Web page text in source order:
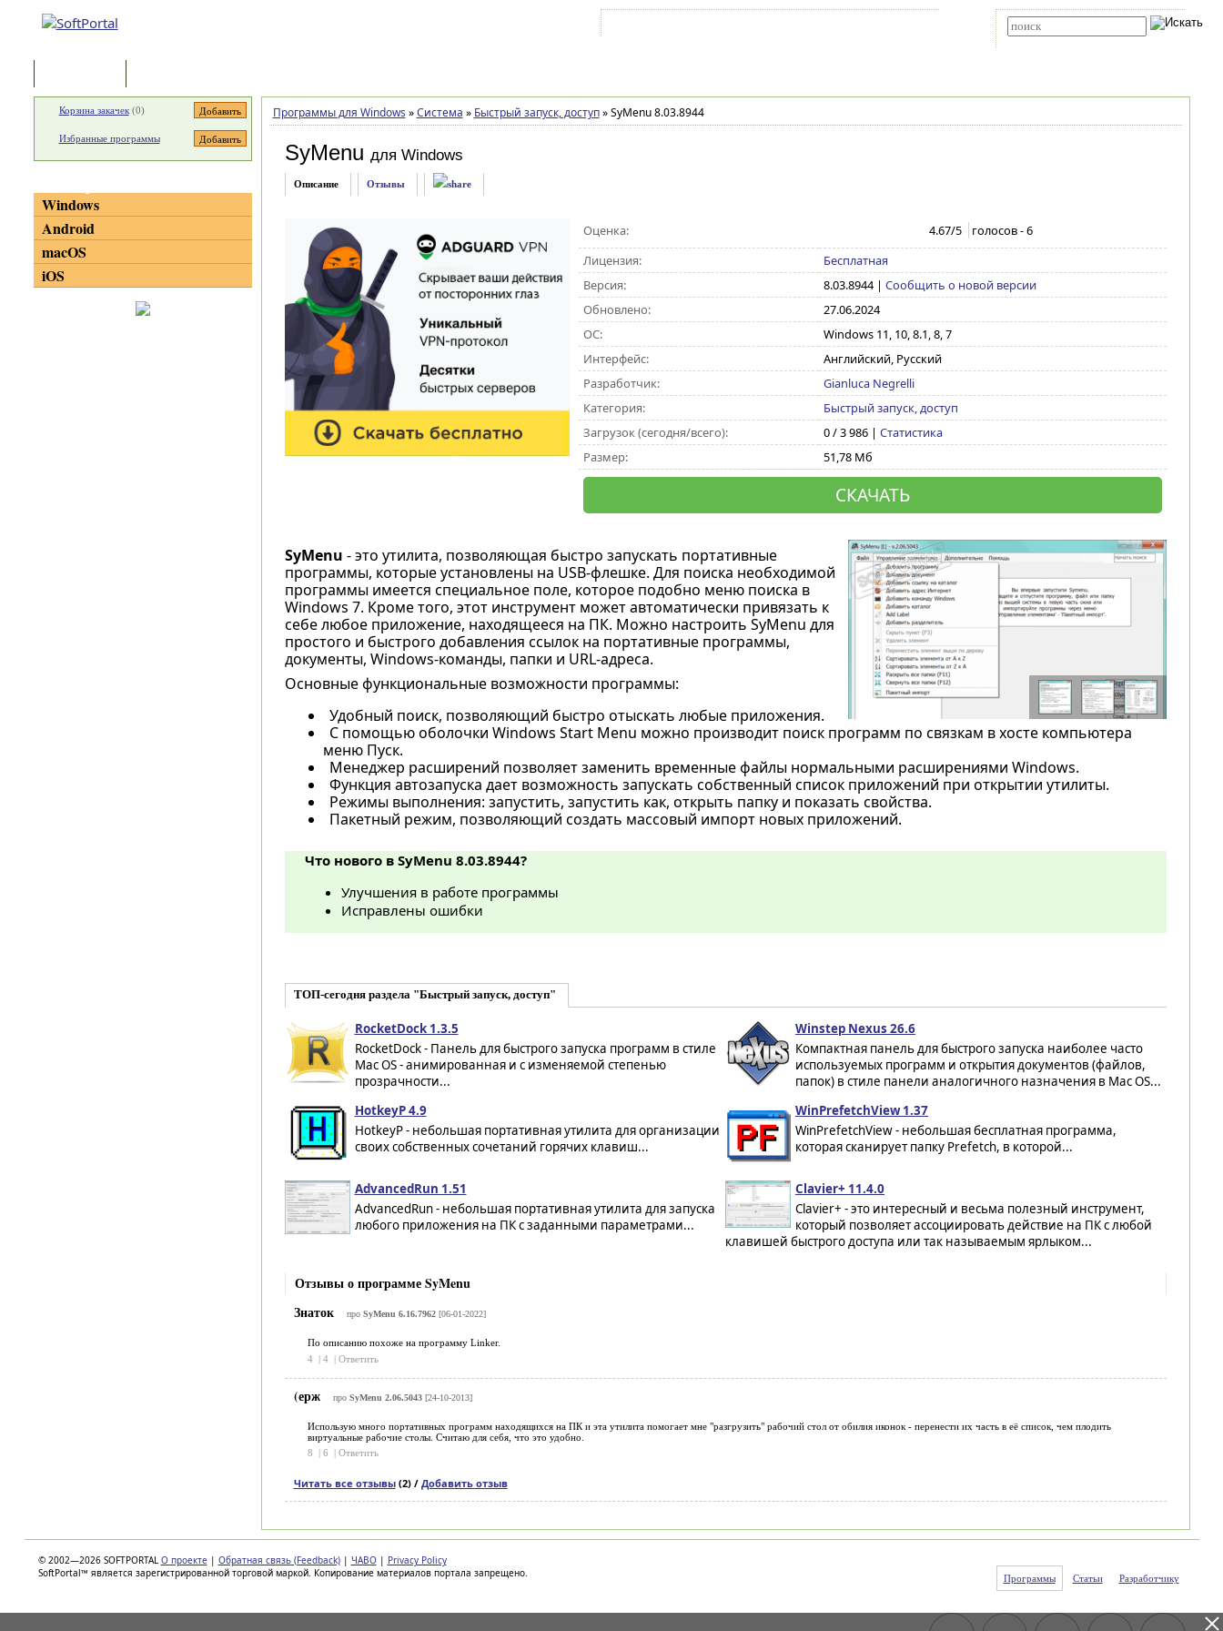
Программы для Windows » Система » Быстрый запуск, доступ »SyMenu 8.03.8944
SyMenu для Windows
Описание Отзывы
Оценка: 4.67/5 голосов -6
Лицензия:
Бесплатная
Версия:
8.03.8944| Сообщить о новой версии
Обновлено:
27.06.2024
ОС:
Windows 11, 10, 8.1, 8, 7
Интерфейс:
Английский, Русский
Разработчик:
Gianluca Negrelli
Категория:
Быстрый запуск, доступ
Загрузок (сегодня/всего):
0 / 3 986 | Статистика
Размер:
51,78 Мб
СКАЧАТЬ
SyMenu - это утилита, позволяющая быстро запускать портативные
программы, которые установлены на USB-флешке. Для поиска необходимой
программы имеется специальное поле, которое подобно меню поиска в
Windows 7. Кроме того, этот инструмент может автоматически привязать к
себе любое приложение, находящееся на ПК. Можно настроить SyMenu для
простого и быстрого добавления ссылок на портативные программы,
документы, Windows-команды, папки и URL-адреса.
Основные функциональные возможности программы:
Удобный поиск, позволяющий быстро отыскать любые приложения.
С помощью оболочки Windows Start Menu можно производит поиск программ по связкам в хосте компьютера
меню Пуск.
Менеджер расширений позволяет заменить временные файлы нормальными расширениями Windows.
Функция автозапуска дает возможность запускать собственный список приложений при открытии утилиты.
Режимы выполнения: запустить, запустить как, открыть папку и показать свойства.
Пакетный режим, позволяющий создать массовый импорт новых приложений.
Что нового в SyMenu 8.03.8944?
Улучшения в работе программы
Исправлены ошибки
ТОП-сегодня раздела "Быстрый запуск, доступ"
RocketDock 1.3.5
RocketDock - Панель для быстрого запуска программ в стиле
Mac OS - анимированная и с изменяемой степенью
прозрачности...
Winstep Nexus 26.6
Компактная панель для быстрого запуска наиболее часто
используемых программ и открытия документов (файлов,
папок) в стиле панели аналогичного назначения в Mac OS...
HotkeyP 4.9
HotkeyP - небольшая портативная утилита для организации
своих собственных сочетаний горячих клавиш...
WinPrefetchView 1.37
WinPrefetchView - небольшая бесплатная программа,
которая сканирует папку Prefetch, в которой...
AdvancedRun 1.51
AdvancedRun - небольшая портативная утилита для запуска
любого приложения на ПК с заданными параметрами...
Clavier+ 11.4.0
Clavier+ - это интересный и весьма полезный инструмент,
который позволяет ассоциировать действие на ПК с любой
клавишей быстрого доступа или так называемым ярлыком...
Отзывы о программе SyMenu
Знаток
про SyMenu 6.16.7962[06-01-2022]
По описанию похоже на программу Linker.
4 | 4 | Ответить
(ерж про SyMenu 2.06.5043[24-10-2013]
Использую много портативных программ находящихся на ПК и эта утилита помогает мне "разгрузить" рабочий стол от обилия иконок - перенести их часть в её список, чем плодить
виртуальные рабочие столы. Считаю для себя, что это удобно.
8
| 6 | Ответить
Читать все отзывы(2) / Добавить отзыв
Корзина закачек(0)
Избранные программы
Windows
Android
macOS
iOS
© 2002—2026 SOFTPORTAL О проекте | Обратная связь (Feedback) | ЧАВО | Privacy Policy
SoftPortal™ является зарегистрированной торговой маркой. Копирование материалов портала запрещено.
Программы Статьи Разработчику